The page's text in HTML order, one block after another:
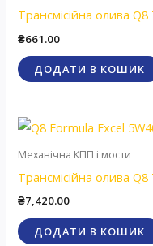
Трансмісійна олива
₴661.00
ДОДАТИ В КОШИК
Механічна КПП і мости
Трансмісійна олива
₴7,420.00
ДОДАТИ В КОШИК